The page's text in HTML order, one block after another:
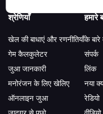
श्रेणियाँ
खेल की बाधाएं और रणनीतियाँ
गेम कैलकुलेटर
जुआ जानकारी
मनोरंजन के लिए खेलिए
ऑनलाइन जुआ
हमारे
के बारे
संपर्क
लिंक
नया
रेडियो